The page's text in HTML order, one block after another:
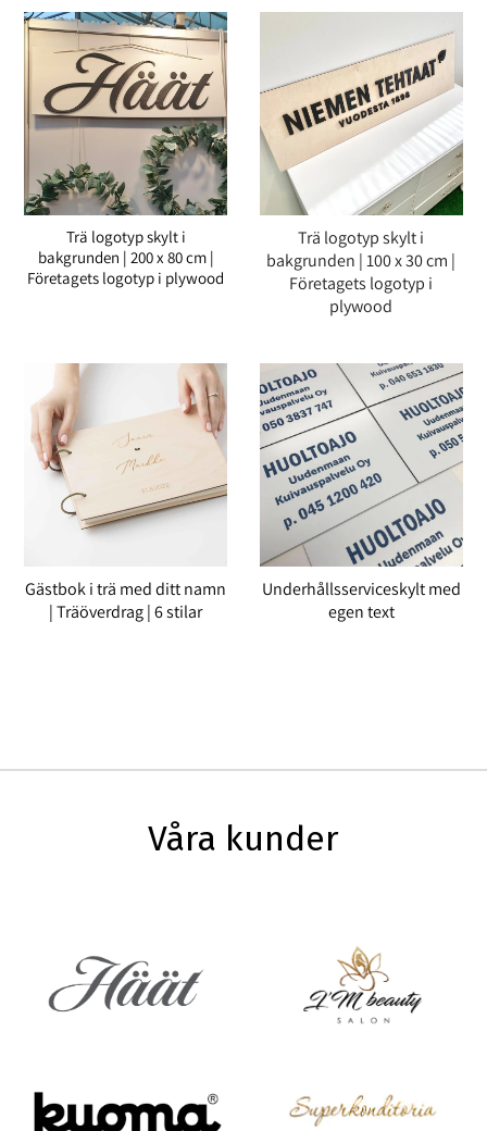
Trä logotyp skylt i
bakgrunden | 100 x 30 cm |
Företagets logotyp i
plywood
Trä logotyp skylt i
bakgrunden | 200 x 80 cm |
Företagets logotyp i plywood
Underhållsserviceskylt med
egen text
Gästbok i trä med ditt namn
| Träöverdrag | 6 stilar
Våra kunder